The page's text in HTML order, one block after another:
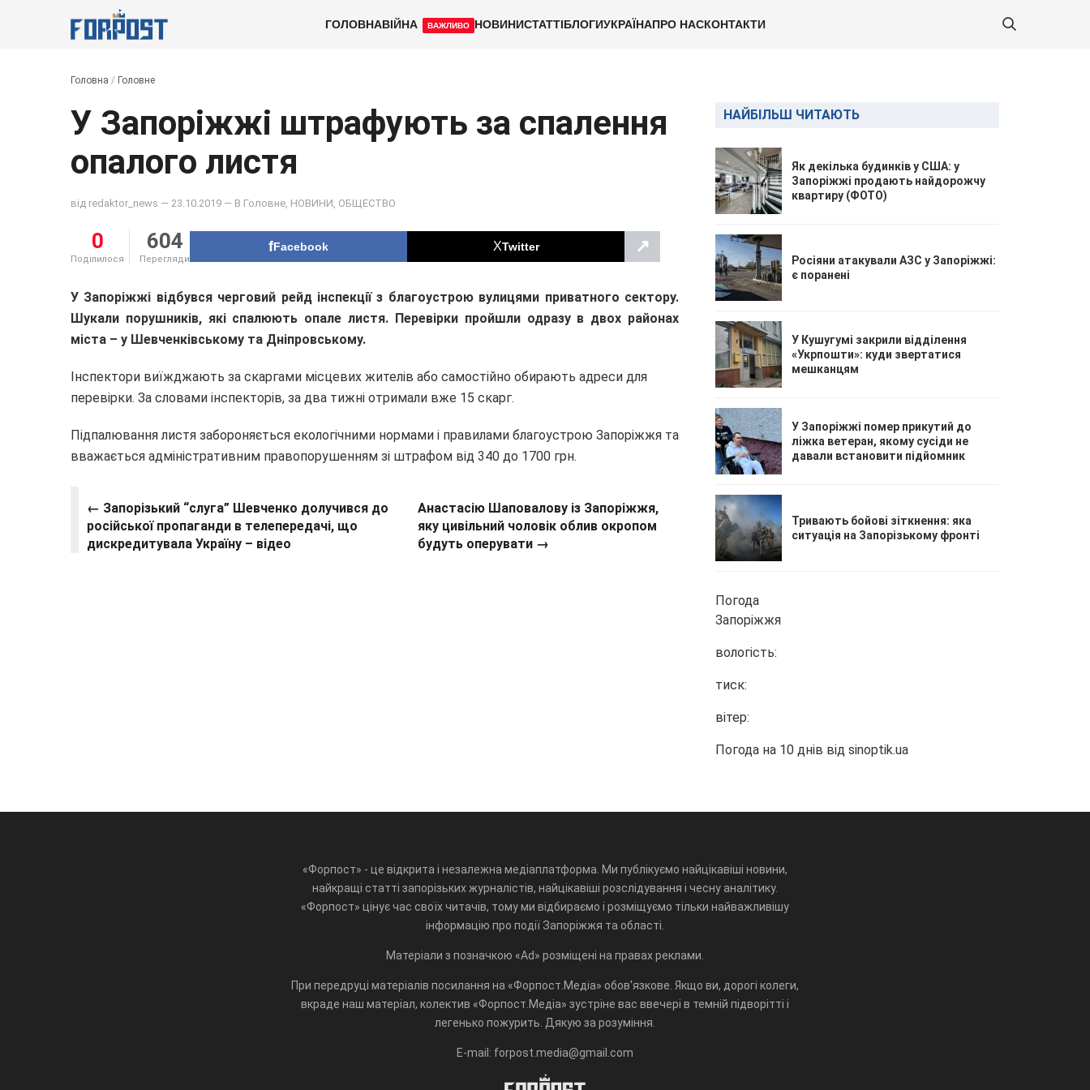
ГОЛОВНАВІЙНА ВАЖЛИВО НОВИНИСТАТТІБЛОГИУКРАЇНАПРО НАСКОНТАКТИ
Головна / Головне
У Запоріжжі штрафують за спалення
опалого листя
від redaktor_news — 23.10.2019 — В Головне НОВИНИ ОБЩЕСТВО
0
Поділилося
604
Перегляди
Facebook Twitter ↗
У Запоріжжі відбувся черговий рейд інспекції з благоустрою вулицями приватного сектору.
Шукали порушників, які спалюють опале листя. Перевірки пройшли одразу в двох районах
міста – у Шевченківському та Дніпровському.
Інспектори виїжджають за скаргами місцевих жителів або самостійно обирають адреси для
перевірки. За словами інспекторів, за два тижні отримали вже 15 скарг.
Підпалювання листя забороняється екологічними нормами і правилами благоустрою Запоріжжя та
вважається адміністративним правопорушенням зі штрафом від 340 до 1700 грн.
← Запорізький “слуга” Шевченко долучився до
російської пропаганди в телепередачі, що
дискредитувала Україну – відео
Анастасію Шаповалову із Запоріжжя,
яку цивільний чоловік облив окропом
будуть оперувати →
НАЙБІЛЬШ ЧИТАЮТЬ
Як декілька будинків у США: у
Запоріжжі продають найдорожчу
квартиру (ФОТО)
Росіяни атакували АЗС у Запоріжжі:
є поранені
У Кушугумі закрили відділення
«Укрпошти»: куди звертатися
мешканцям
У Запоріжжі помер прикутий до
ліжка ветеран, якому сусіди не
давали встановити підйомник
Тривають бойові зіткнення: яка
ситуація на Запорізькому фронті
Погода
Запоріжжя
вологість:
тиск:
вітер:
Погода на 10 днів від sinoptik.ua
«Форпост» - це відкрита і незалежна медіаплатформа. Ми публікуємо найцікавіші новини,
найкращі статті запорізьких журналістів, найцікавіші розслідування і чесну аналітику.
«Форпост» цінує час своїх читачів, тому ми відбираємо і розміщуємо тільки найважливішу
інформацію про події Запоріжжя та області.
Матеріали з позначкою «Ad» розміщені на правах реклами.
При передруці матеріалів посилання на «Форпост.Медіа» обов'язкове. Якщо ви, дорогі колеги,
вкраде наш матеріал, колектив «Форпост.Медіа» зустріне вас ввечері в темній підворітті і
легенько пожурить. Дякую за розуміння.
E-mail: forpost.media@gmail.com